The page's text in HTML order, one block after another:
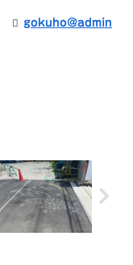
gokuho@admin